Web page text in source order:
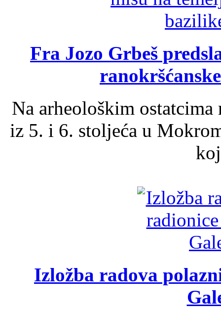
Fra Jozo Grbeš
Na arheološkim
iz 5. i 6. stoljeća u
Izložba radova